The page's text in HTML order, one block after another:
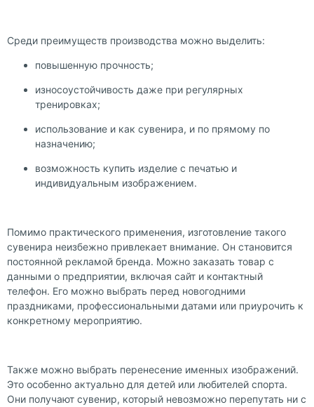
Среди преимуществ производства можно выделить:
повышенную прочность;
износоустойчивость даже при регулярных
тренировках;
использование и как сувенира, и по прямому по
назначению;
возможность купить изделие с печатью и
индивидуальным изображением.
Помимо практического применения, изготовление такого
сувенира неизбежно привлекает внимание. Он становится
постоянной рекламой бренда. Можно заказать товар с
данными о предприятии, включая сайт и контактный
телефон. Его можно выбрать перед новогодними
праздниками, профессиональными датами или приурочить к
конкретному мероприятию.
Также можно выбрать перенесение именных изображений.
Это особенно актуально для детей или любителей спорта.
Они получают сувенир, который невозможно перепутать ни с